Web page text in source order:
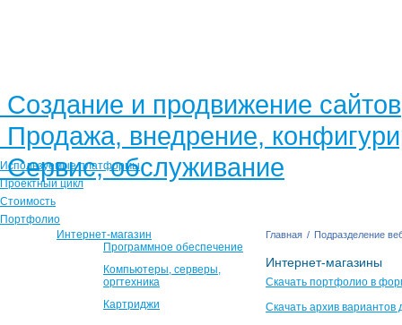
Создание и продвижение сайтов
Продажа, внедрение,
Сервис, обслуживание
Используемые платформы
Проектный цикл
Стоимость
Портфолио
Интернет-магазин
Программное обеспечение
Компьютеры, серверы,
оргтехника
Картриджи
Главная / Подразделение
Интернет-магазины
Скачать портфолио в
Скачать архив вариантов